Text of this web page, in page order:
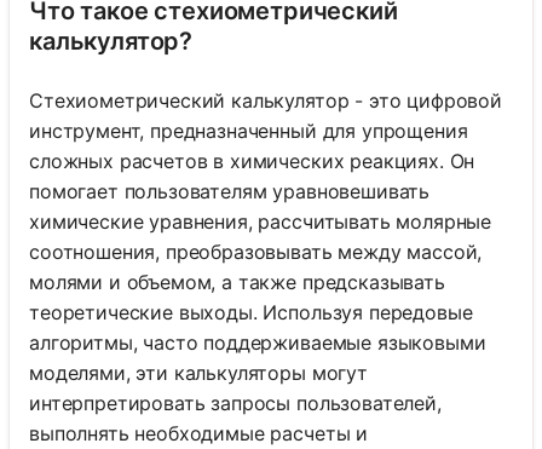
Что такое стехиометрический
калькулятор?
Стехиометрический калькулятор - это цифровой
инструмент, предназначенный для упрощения
сложных расчетов в химических реакциях. Он
помогает пользователям уравновешивать
химические уравнения, рассчитывать молярные
соотношения, преобразовывать между массой,
молями и объемом, а также предсказывать
теоретические выходы. Используя передовые
алгоритмы, часто поддерживаемые языковыми
моделями, эти калькуляторы могут
интерпретировать запросы пользователей,
выполнять необходимые расчеты и